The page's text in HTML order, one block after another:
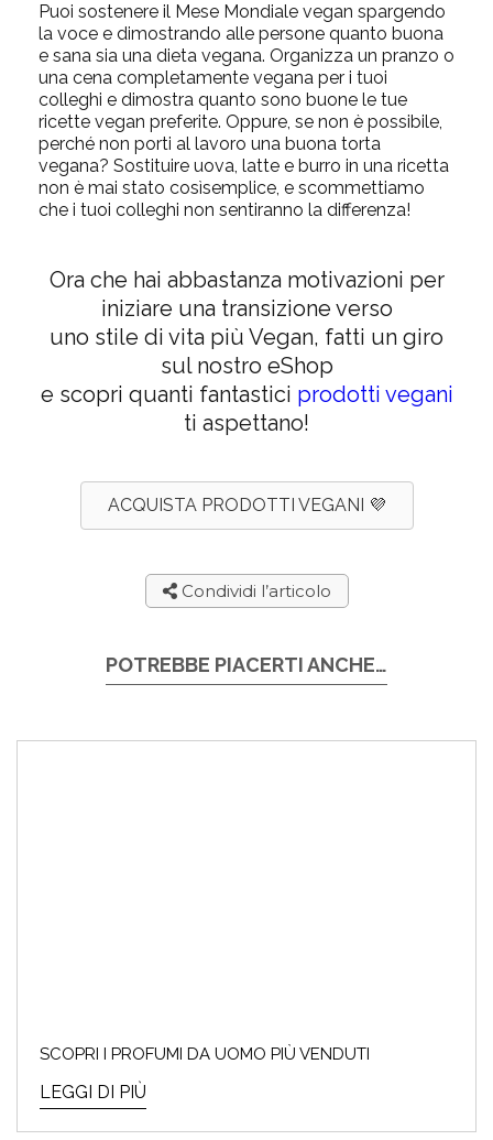
Puoi sostenere il Mese Mondiale vegan spargendo
la voce e dimostrando alle persone quanto buona
e sana sia una dieta vegana. Organizza un pranzo o
una cena completamente vegana per i tuoi
colleghi e dimostra quanto sono buone le tue
ricette vegan preferite. Oppure, se non è possibile,
perché non porti al lavoro una buona torta
vegana? Sostituire uova, latte e burro in una ricetta
non è mai stato cosìsemplice, e scommettiamo
che i tuoi colleghi non sentiranno la differenza!
Ora che hai abbastanza motivazioni per
iniziare una transizione verso
uno stile di vita più Vegan, fatti un giro
sul nostro eShop
e scopri quanti fantastici prodotti vegani
ti aspettano!
ACQUISTA PRODOTTI VEGANI 💜
Condividi l’articolo
POTREBBE PIACERTI ANCHE…
SCOPRI I PROFUMI DA UOMO PIÙ VENDUTI
LEGGI DI PIÙ